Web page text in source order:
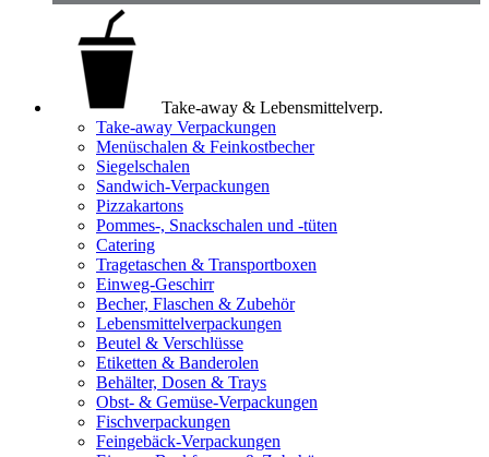
Take-away & Lebensmittelverp.
Take-away Verpackungen
Menüschalen & Feinkostbecher
Siegelschalen
Sandwich-Verpackungen
Pizzakartons
Pommes-, Snackschalen und -tüten
Catering
Tragetaschen & Transportboxen
Einweg-Geschirr
Becher, Flaschen & Zubehör
Lebensmittelverpackungen
Beutel & Verschlüsse
Etiketten & Banderolen
Behälter, Dosen & Trays
Obst- & Gemüse-Verpackungen
Fischverpackungen
Feingebäck-Verpackungen